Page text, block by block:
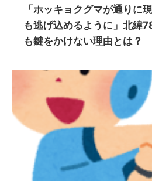
「ホッキョクグマが通りに
も逃げ込めるように」北緯
も鍵をかけない理由とは？